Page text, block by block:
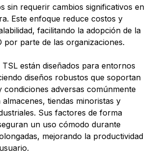
sin requerir cambios significativos en
Este enfoque reduce costos y
facilitando la adopción de la
por parte de las organizaciones.
TSL están diseñados para entornos
diseños robustos que soportan
condiciones adversas comúnmente
tiendas minoristas y
Sus factores de forma
un uso cómodo durante
mejorando la productividad